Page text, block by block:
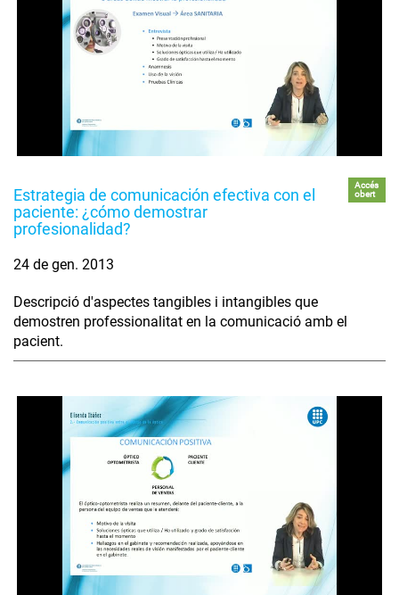
Estrategia de comunicación efectiva con el
paciente: ¿cómo demostrar
profesionalidad?
Accés
obert
24 de gen. 2013
Descripció d'aspectes tangibles i intangibles que
demostren professionalitat en la comunicació amb el
pacient.